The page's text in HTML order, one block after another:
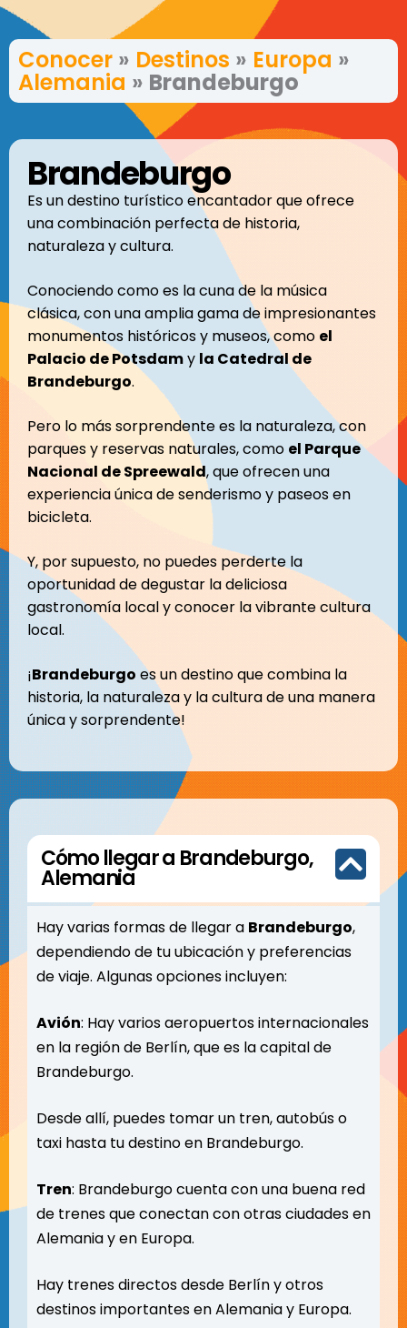
Conocer » Destinos » Europa »
Alemania » Brandeburgo
Brandeburgo
Es un destino turístico encantador que ofrece
una combinación perfecta de historia,
naturaleza y cultura.
Conociendo como es la cuna de la música
clásica, con una amplia gama de impresionantes
monumentos históricos y museos, como el
Palacio de Potsdamy la Catedral de
Brandeburgo.
Pero lo más sorprendente es la naturaleza, con
parques y reservas naturales, como el Parque
Nacional de Spreewald, que ofrecen una
experiencia única de senderismo y paseos en
bicicleta.
Y, por supuesto, no puedes perderte la
oportunidad de degustar la deliciosa
gastronomía local y conocer la vibrante cultura
local.
¡Brandeburgo es un destino que combina la
historia, la naturaleza y la cultura de una manera
única y sorprendente!
Cómo llegar a Brandeburgo,
Alemania
Hay varias formas de llegar a Brandeburgo,
dependiendo de tu ubicación y preferencias
de viaje. Algunas opciones incluyen:
Avión: Hay varios aeropuertos internacionales
en la región de Berlín, que es la capital de
Brandeburgo.
Desde allí, puedes tomar un tren, autobús o
taxi hasta tu destino en Brandeburgo.
Tren: Brandeburgo cuenta con una buena red
de trenes que conectan con otras ciudades en
Alemania y en Europa.
Hay trenes directos desde Berlín y otros
destinos importantes en Alemania y Europa.